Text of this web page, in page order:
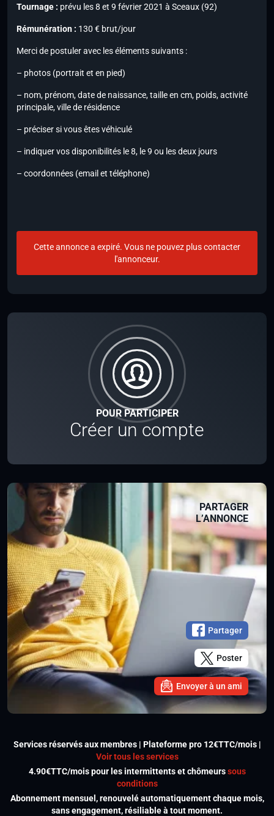
POUR PARTICIPER
Créer un compte
PARTAGER
L’ANNONCE
Partager
Poster
Envoyer à un ami
Tournage : prévu les 8 et 9 février 2021 à Sceaux (92)
Rémunération : 130 € brut/jour
Merci de postuler avec les éléments suivants :
– photos (portrait et en pied)
– nom, prénom, date de naissance, taille en cm, poids, activité
principale, ville de résidence
– préciser si vous êtes véhiculé
– indiquer vos disponibilités le 8, le 9 ou les deux jours
– coordonnées (email et téléphone)
Cette annonce a expiré. Vous ne pouvez plus contacter
l'annonceur.
Services réservés aux membres | Plateforme pro 12€TTC/mois |
Voir tous les services
4.90€TTC/mois pour les intermittents et chômeurssous
conditions
Abonnement mensuel, renouvelé automatiquement chaque mois,
sans engagement, résiliable à tout moment.